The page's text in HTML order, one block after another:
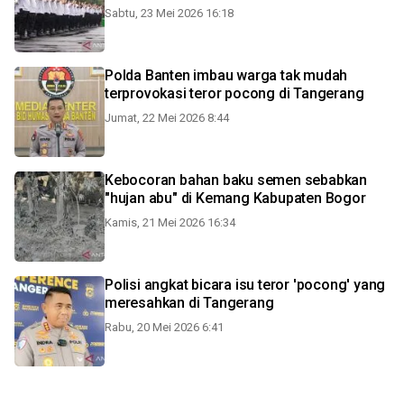
Sabtu, 23 Mei 2026 16:18
Polda Banten imbau warga tak mudah
terprovokasi teror pocong di Tangerang
Jumat, 22 Mei 2026 8:44
Kebocoran bahan baku semen sebabkan
"hujan abu" di Kemang Kabupaten Bogor
Kamis, 21 Mei 2026 16:34
Polisi angkat bicara isu teror 'pocong' yang
meresahkan di Tangerang
Rabu, 20 Mei 2026 6:41